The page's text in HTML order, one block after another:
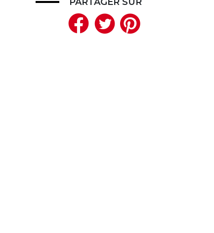
Facebook
Twitter